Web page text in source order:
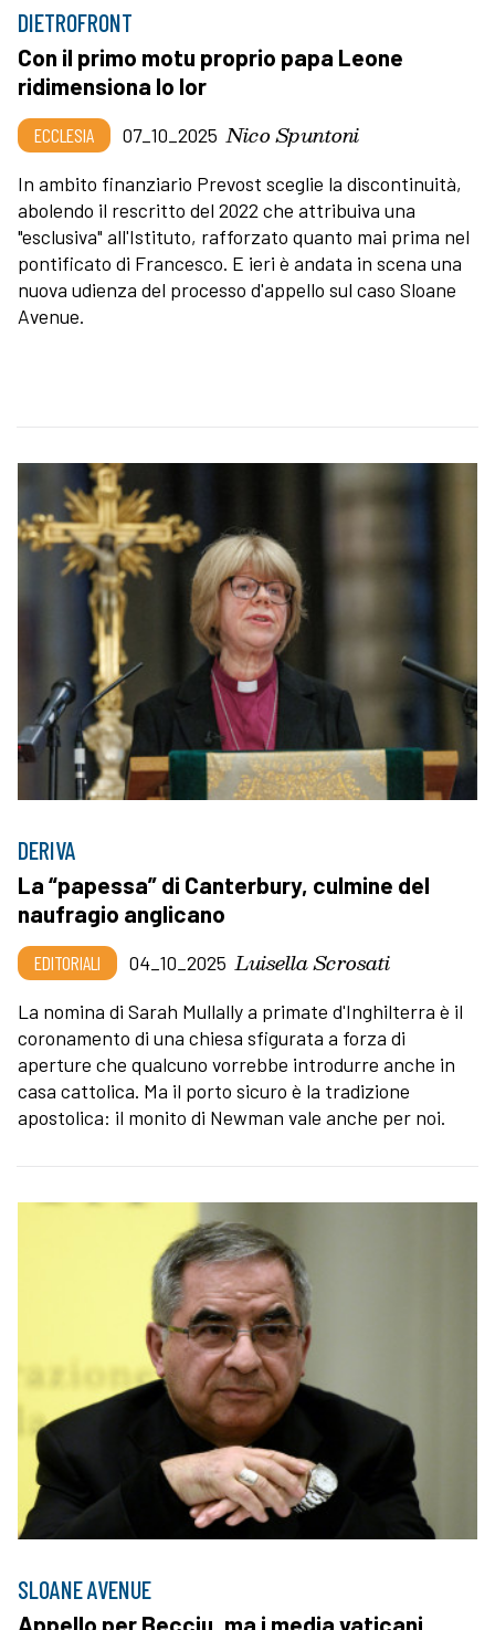
DIETROFRONT
Con il primo motu proprio papa Leone
ridimensiona lo Ior
ECCLESIA 07_10_2025 Nico Spuntoni
In ambito finanziario Prevost sceglie la discontinuità,
abolendo il rescritto del 2022 che attribuiva una
"esclusiva" all'Istituto, rafforzato quanto mai prima nel
pontificato di Francesco. E ieri è andata in scena una
nuova udienza del processo d'appello sul caso Sloane
Avenue.
DERIVA
La “papessa” di Canterbury, culmine del
naufragio anglicano
EDITORIALI 04_10_2025 Luisella Scrosati
La nomina di Sarah Mullally a primate d'Inghilterra è il
coronamento di una chiesa sfigurata a forza di
aperture che qualcuno vorrebbe introdurre anche in
casa cattolica. Ma il porto sicuro è la tradizione
apostolica: il monito di Newman vale anche per noi.
SLOANE AVENUE
Appello per Becciu, ma i media vaticani